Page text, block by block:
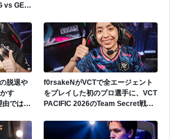
vs GEで
脱退や
す
由ではな
f0rsakeNがVCTで全エージェント
をプレイした初のプロ選手に、VCT
PACIFIC 2026のTeam Secret戦で